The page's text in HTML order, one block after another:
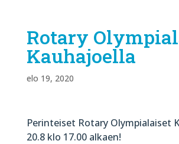
Rotary
Kauhajoella
elo 19, 2020
Perinteiset Rotary Olympialaiset
20.8 klo 17.00 alkaen!